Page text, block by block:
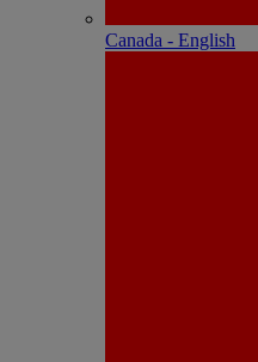
Canada - English